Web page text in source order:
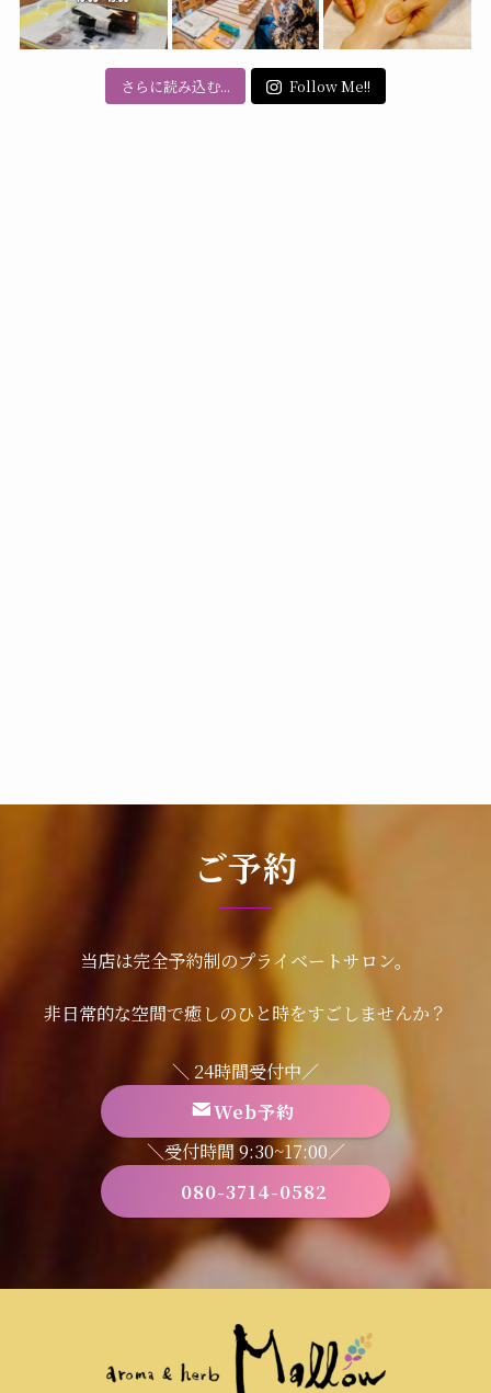
さらに読み込む... Follow Me!!
ご予約
当店は完全予約制のプライベートサロン。
非日常的な空間で癒しのひと時をすごしませんか？
＼ 24時間受付中／
Web予約
＼受付時間 9:30~17:00／
080-3714-0582